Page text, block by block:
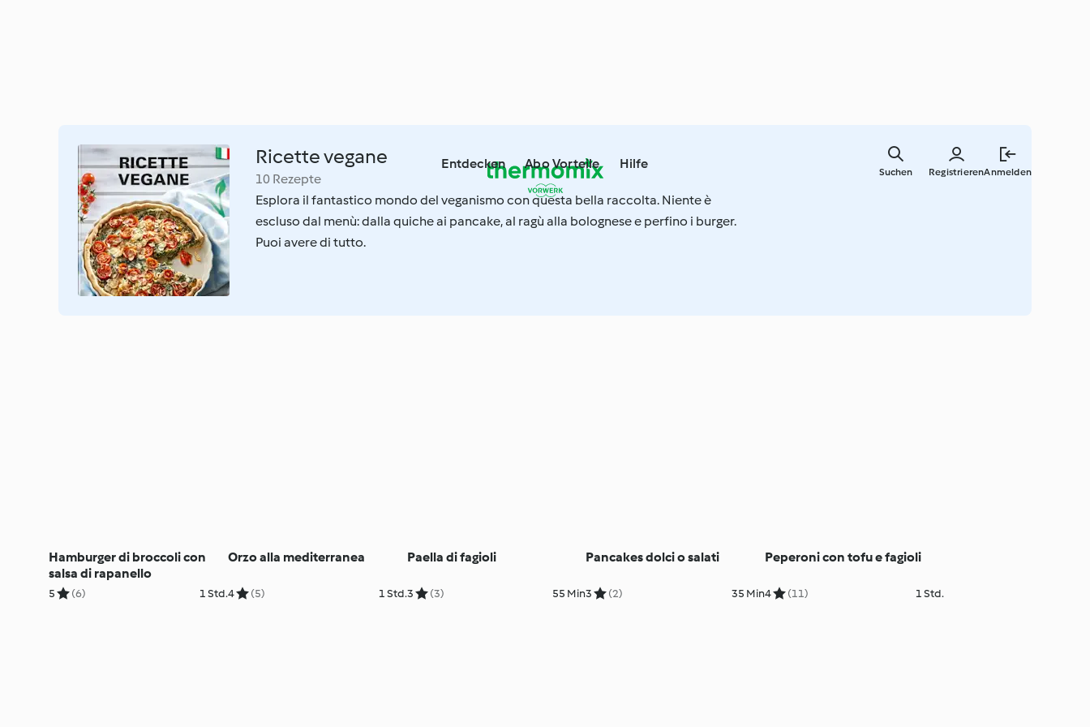
springen
Entdecken Abo Vorteile Hilfe
RegistrierenAnmelden
Suchen
Ricette vegane
10 Rezepte
Esplora il fantastico mondo del veganismo con questa bella raccolta. Niente è
escluso dal menù: dalla quiche ai pancake, al ragù alla bolognese e perfino i burger.
Puoi avere di tutto.
Hamburger di broccoli con
salsa di rapanello
5 (6) 1 Std.
Orzo alla mediterranea
4 (5) 1 Std.
Paella di fagioli
3 (3) 55 Min
Pancakes dolci o salati
3 (2) 35 Min
Peperoni con tofu e fagioli
4 (11) 1 Std.